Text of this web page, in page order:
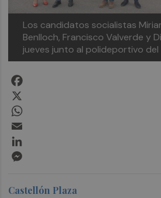
Los candidatos socialistas
Benlloch, Francisco Valverde y
jueves junto al polideportivo del
Castellón Plaza